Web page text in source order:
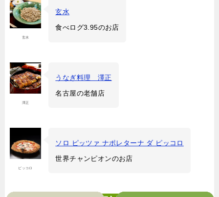
玄水
玄水
食べログ3.95のお店
澤正
うなぎ料理 澤正
名古屋の老舗店
ピッコロ
ソロ ピッツァ ナポレターナ ダ ピッコロ
世界チャンピオンのお店